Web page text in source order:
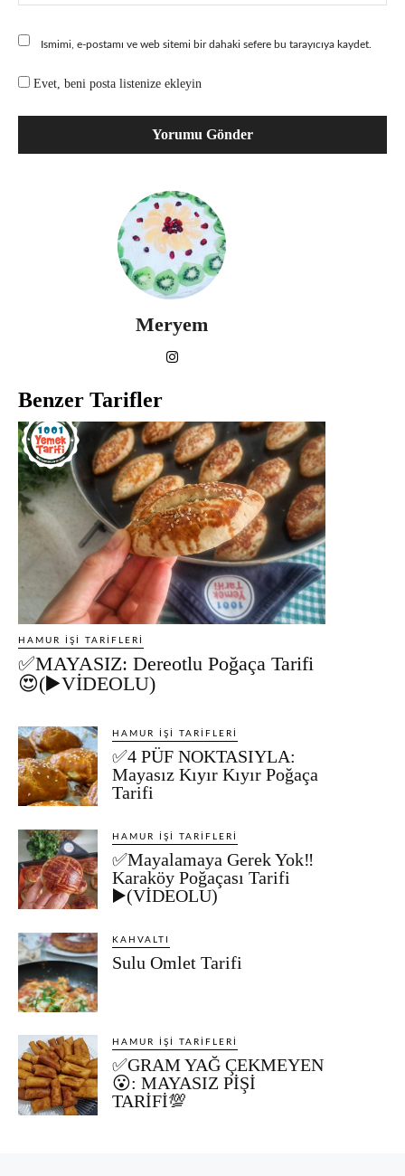
Ismimi, e-postamı ve web sitemi bir dahaki sefere bu tarayıcıya kaydet.
Evet, beni posta listenize ekleyin
Meryem
Benzer Tarifler
HAMUR İŞI TARIFLERI
✅MAYASIZ: Dereotlu Poğaça Tarifi
😍(▶️VİDEOLU)
HAMUR İŞI TARIFLERI
✅4 PÜF NOKTASIYLA:
Mayasız Kıyır Kıyır Poğaça
Tarifi
HAMUR İŞI TARIFLERI
✅Mayalamaya Gerek Yok‼️
Karaköy Poğaçası Tarifi
▶️(VİDEOLU)
KAHVALTI
Sulu Omlet Tarifi
HAMUR İŞI TARIFLERI
✅GRAM YAĞ ÇEKMEYEN
😮: MAYASIZ PİŞİ
TARİFİ💯